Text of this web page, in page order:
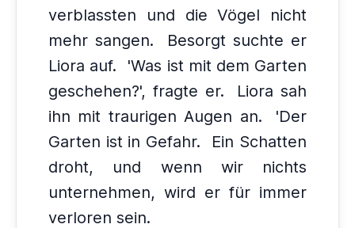
verblassten und die Vögel nicht
mehr sangen.
Besorgt suchte er
Liora auf.
'Was ist mit dem Garten
geschehen?', fragte er.
Liora sah
ihn mit traurigen Augen an.
'Der
Garten ist in Gefahr.
Ein Schatten
droht, und wenn wir nichts
unternehmen, wird er für immer
verloren sein.